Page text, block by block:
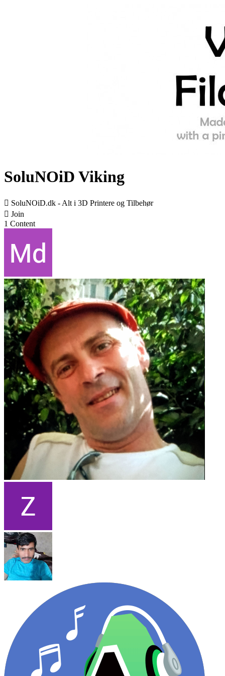
SoluNOiD Viking
 SoluNOiD.dk - Alt i 3D Printere og Tilbehør
 Join
1 Content